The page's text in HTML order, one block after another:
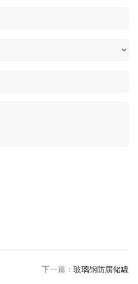
下一篇： 玻璃钢防腐储罐